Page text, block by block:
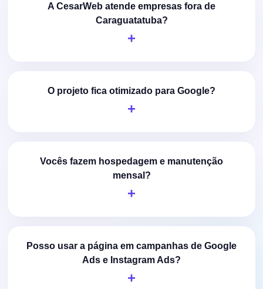
A CesarWeb atende empresas fora de
Caraguatatuba?
O projeto fica otimizado para Google?
Vocês fazem hospedagem e manutenção
mensal?
Posso usar a página em campanhas de Google
Ads e Instagram Ads?